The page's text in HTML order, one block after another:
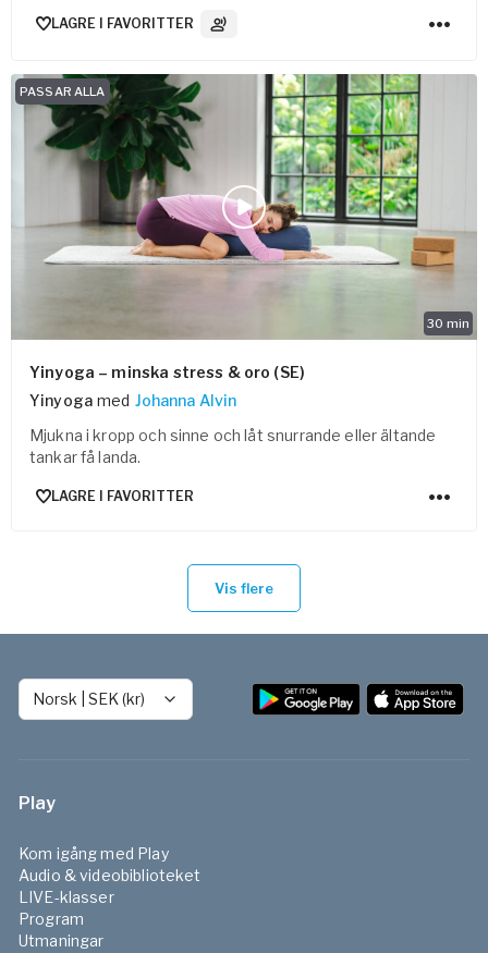
LAGRE I FAVORITTER 3 Lydspor
30 min
PASSAR ALLA
Yinyoga – minska stress & oro (SE)
Yinyoga med Johanna Alvin
Mjukna i kropp och sinne och låt snurrande eller ältande
tankar få landa.
LAGRE I FAVORITTER
Vis flere
Norsk SEK (kr)
Play
Kom igång med Play
Audio & videobiblioteket
LIVE-klasser
Program
Utmaningar